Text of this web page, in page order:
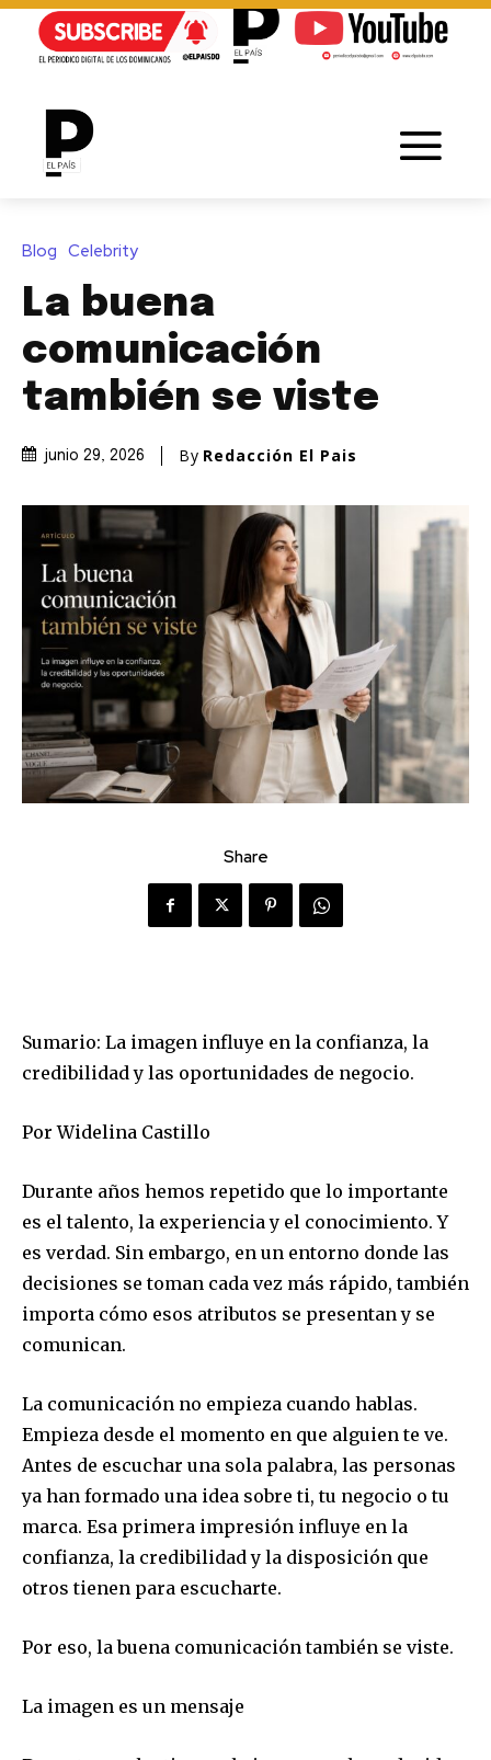
Blog Celebrity
La buena
comunicación
también se viste
junio 29, 2026 By Redacción El Pais
Share
Sumario: La imagen influye en la confianza, la
credibilidad y las oportunidades de negocio.
Por Widelina Castillo
Durante años hemos repetido que lo importante
es el talento, la experiencia y el conocimiento. Y
es verdad. Sin embargo, en un entorno donde las
decisiones se toman cada vez más rápido, también
importa cómo esos atributos se presentan y se
comunican.
La comunicación no empieza cuando hablas.
Empieza desde el momento en que alguien te ve.
Antes de escuchar una sola palabra, las personas
ya han formado una idea sobre ti, tu negocio o tu
marca. Esa primera impresión influye en la
confianza, la credibilidad y la disposición que
otros tienen para escucharte.
Por eso, la buena comunicación también se viste.
La imagen es un mensaje